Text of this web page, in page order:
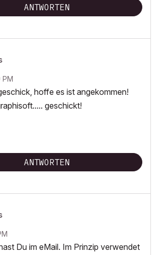
ANTWORTEN
PM
hoffe es ist angekommen!
geschickt!
ANTWORTEN
Du im eMail. Im Prinzip verwendet